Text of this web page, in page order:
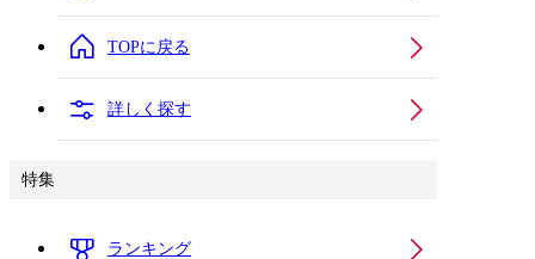
TOPに戻る
詳しく探す
特集
ランキング